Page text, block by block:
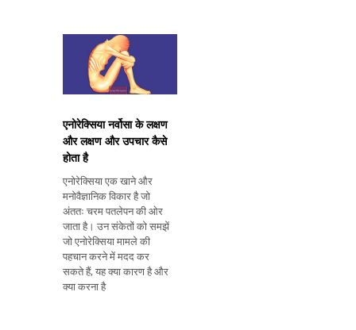
एनोरेक्सिया नर्वोसा के लक्षण
और लक्षण और उपचार कैसे
होता है
एनोरेक्सिया एक खाने और
मनोवैज्ञानिक विकार है जो
अंततः चरम पतलेपन की ओर
जाता है। उन संकेतों को समझें
जो एनोरेक्सिया मामले की
पहचान करने में मदद कर
सकते हैं, यह क्या कारण है और
क्या करना है